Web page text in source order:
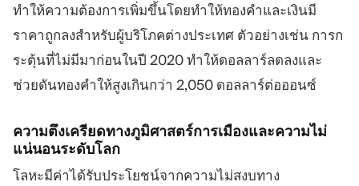
ทำให้ความต้องการเพิ่มขึ้นโดยทำให้ทองคำและเงินมี
ราคาถูกลงสำหรับผู้บริโภคต่างประเทศ ตัวอย่างเช่น การก
ระตุ้นที่ไม่มีมาก่อนในปี 2020 ทำให้ดอลลาร์ลดลงและ
ช่วยดันทองคำให้สูงเกินกว่า 2,050 ดอลลาร์ต่อออนซ์
ความตึงเครียดทางภูมิศาสตร์การเมืองและความไม่
แน่นอนระดับโลก
โลหะมีค่าได้รับประโยชน์จากความไม่สงบทาง